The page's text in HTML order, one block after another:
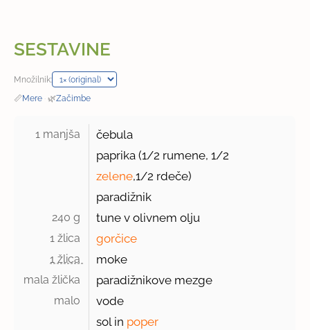
SESTAVINE
Množilnik:
📏Mere · 🌿Začimbe
1 manjša
čebula
paprika (1/2 rumene, 1/2
zelene,1/2 rdeče)
paradižnik
240 g tune v olivnem olju
1 žlica gorčice
1 žlica moke
mala žlička paradižnikove mezge
malo
vode
sol in poper